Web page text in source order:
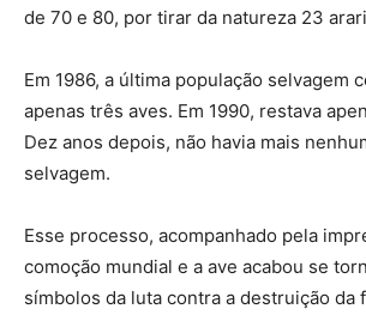
de 70 e 80, por tirar da natureza 23
Em 1986, a última população selvagem
apenas três aves. Em 1990, restava
Dez anos depois, não havia mais
selvagem.
Esse processo, acompanhado pela
comoção mundial e a ave acabou se
símbolos da luta contra a destruição da